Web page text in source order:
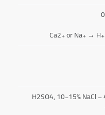
Ca2+ or Na+ →
1-8% H2SO4, 10-15% NaCl